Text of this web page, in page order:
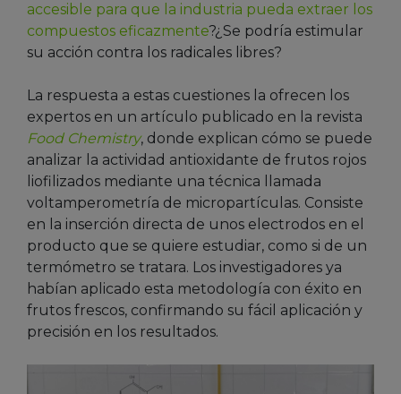
accesible para que la industria pueda extraer los
compuestos eficazmente?¿Se podría estimular
su acción contra los radicales libres?
La respuesta a estas cuestiones la ofrecen los
expertos en un artículo publicado en la revista
Food Chemistry, donde explican cómo se puede
analizar la actividad antioxidante de frutos rojos
liofilizados mediante una técnica llamada
voltamperometría de micropartículas. Consiste
en la inserción directa de unos electrodos en el
producto que se quiere estudiar, como si de un
termómetro se tratara. Los investigadores ya
habían aplicado esta metodología con éxito en
frutos frescos, confirmando su fácil aplicación y
precisión en los resultados.